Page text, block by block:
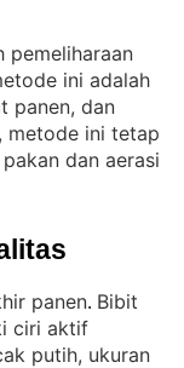
pemeliharaan
ini adalah
panen, dan
metode ini tetap
dan aerasi
panen. Bibit
ciri aktif
putih, ukuran